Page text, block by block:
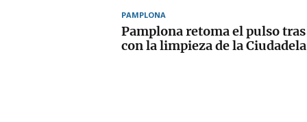
PAMPLONA
Pamplona retoma el pulso
con la limpieza de la Ciudadela